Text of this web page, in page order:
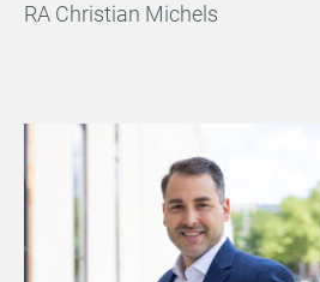
RA Christian Michels